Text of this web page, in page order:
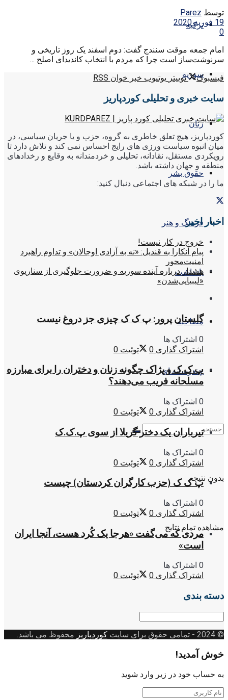
ترکیه
سوریه
زنان
حقوق بشر
فرهنگ و هنر
یادداشت
مصاحبه
چندرسانه ای
بدون نتیجه
مشاهده تمام نتایج
توسط Parez
19 فوریه 2020
0
امام جمعه موقت سنندج گفت: دوم اسفند یک روز تاریخی و
سرنوشت‌ساز است چرا که مردم با انتخاب کاندیدای اصلح ...
فیسبوک
توییتر یوتیوب خبر خوان RSS
سایت خبری و تحلیلی کوردپاریز
کوردپاریز، هیچ تعلق خاطری به گروه، حزب و یا جریان سیاسی، در
میان انبوه سیاست ورزی های رایج احساس نمی کند و تلاش دارد تا
رویکردی مستقل، نقادانه، تحلیلی و خردمندانه به وقایع و رخدادهای
منطقه و جهان داشته باشد.
ما را در شبکه های اجتماعی دنبال کنید:
اخبار اخیر
خروج در کار نیست!
پیام آنکارا به قندیل: «نه به آزادی اوجالان» و تداوم راهبرد
امنیت‌محور
هشدار درباره آینده سوریه و ضرورت جلوگیری از سناریوی
«لیبیایی‌شدن»
گلستان پرور: پ ک ک چیزی جز دروغ نیست
0 اشتراک ها
اشتراک گذاری 0 توئیت 0
پ.ک.ک و پژاک چگونه زنان و دختران را برای مبارزه
مسلحانه فریب می‌دهند؟
0 اشتراک ها
اشتراک گذاری 0 توئیت 0
تیرباران یک دختر گریلا از سوی پ.ک.ک
0 اشتراک ها
اشتراک گذاری 0 توئیت 0
پ ک ک (حزب کارگران کردستان) چیست
0 اشتراک ها
اشتراک گذاری 0 توئیت 0
مردی که می‌گفت «هرجا یک کُرد هست، آنجا ایران
است»
0 اشتراک ها
اشتراک گذاری 0 توئیت 0
دسته بندی
دسته
© 2024
- تمامی حقوق برای سایت کوردپاریز محفوظ می باشد.
خوش آمدید!
به حساب خود در زیر وارد شوید